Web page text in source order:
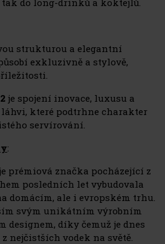
strukturou a elegantní
exkluzivně a stylově,
je spojení inovace, luxusu a
které podtrhne charakter
servírování.
:
prémiová značka pocházející z
posledních let vybudovala
domácím, ale i evropském trhu.
svým unikátním výrobním
designem, díky čemuž je dnes
nejčistších vodek na světě.